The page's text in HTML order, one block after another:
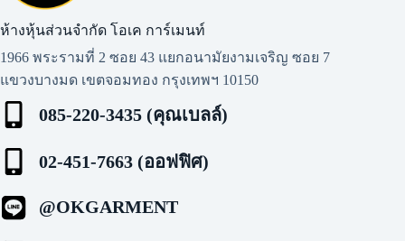
ห้างหุ้นส่วนจำกัด โอเค การ์เมนท์​
1966 พระรามที่ 2 ซอย 43 แยกอนามัยงามเจริญ ซอย 7
แขวงบางมด เขตจอมทอง กรุงเทพฯ 10150
085-220-3435 (คุณเบลล์)
02-451-7663 (ออฟฟิศ)
@OKGARMENT